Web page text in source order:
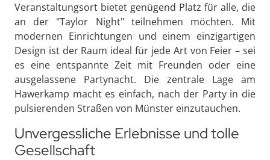
Veranstaltungsort bietet genügend Platz für alle, die
an der "Taylor Night" teilnehmen möchten. Mit
modernen Einrichtungen und einem einzigartigen
Design ist der Raum ideal für jede Art von Feier – sei
es eine entspannte Zeit mit Freunden oder eine
ausgelassene Partynacht. Die zentrale Lage am
Hawerkamp macht es einfach, nach der Party in die
pulsierenden Straßen von Münster einzutauchen.
Unvergessliche Erlebnisse und tolle
Gesellschaft